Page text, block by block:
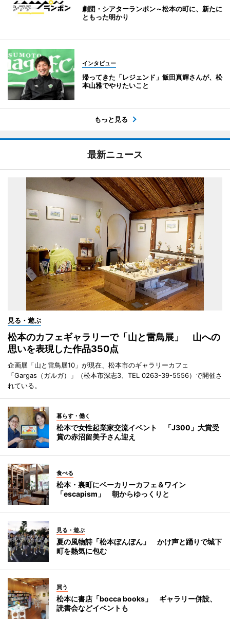
劇団・シアターランポン～松本の町に、新たに
ともった明かり
インタビュー
帰ってきた「レジェンド」飯田真輝さんが、松
本山雅でやりたいこと
もっと見る
最新ニュース
見る・遊ぶ
松本のカフェギャラリーで「山と雷鳥展」 山への
思いを表現した作品350点
企画展「山と雷鳥展10」が現在、松本市のギャラリーカフェ
「Gargas（ガルガ）」（松本市深志3、TEL 0263-39-5556）で開催さ
れている。
暮らす・働く
松本で女性起業家交流イベント 「J300」大賞受
賞の赤沼留美子さん迎え
食べる
松本・裏町にベーカリーカフェ＆ワイン
「escapism」 朝からゆっくりと
見る・遊ぶ
夏の風物詩「松本ぼんぼん」 かけ声と踊りで城下
町を熱気に包む
買う
松本に書店「bocca books」 ギャラリー併設、
読書会などイベントも